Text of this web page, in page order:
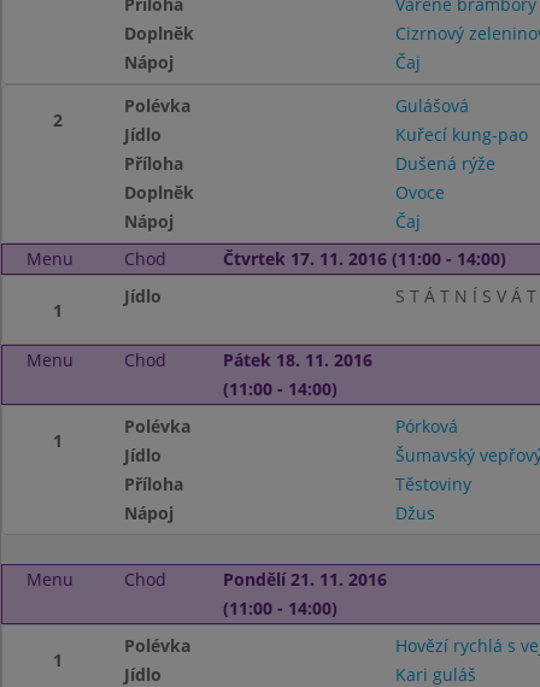
Doplněk
Cizrnový
Nápoj
Čaj
2
Polévka
Gulášová
Jídlo
Kuřecí kung-pao
Příloha
Dušená rýže
Doplněk
Ovoce
Nápoj
Čaj
Menu
Chod Čtvrtek 17. 11. 2016 (11:00 - 14:00)
1
Jídlo S T Á T N Í S V Á T
Menu Chod
Pátek 18. 11. 2016
(11:00 - 14:00)
1
Polévka
Pórková
Jídlo
Šumavský
Příloha
Těstoviny
Nápoj
Džus
Menu Chod
Pondělí 21. 11. 2016
(11:00 - 14:00)
1
Polévka
Hovězí rychlá s
Jídlo
Kari guláš